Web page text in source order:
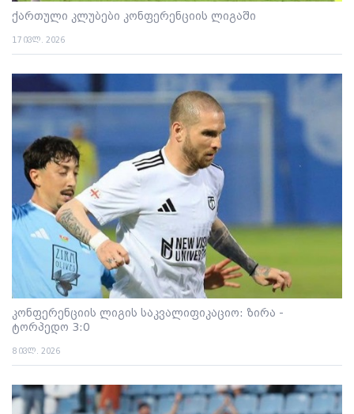
ქართული კლუბები კონფერენციის ლიგაში
17 ივლ. 2026
კონფერენციის ლიგის საკვალიფიკაციო: ზირა -
ტორპედო 3:0
8 ივლ. 2026